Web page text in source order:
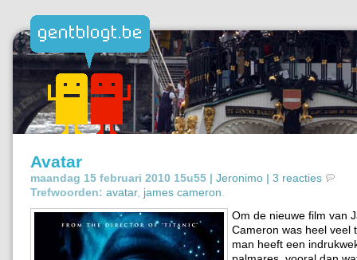
Avatar
maandag 15 februari 2010 15u55 | Jeronimo | 3 reacties
Trefwoorden: avatar, james cameron
Om de nieuwe film van
Cameron was heel veel
man heeft een